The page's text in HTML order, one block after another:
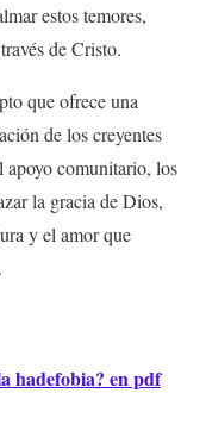
estos temores,
de Cristo.
que ofrece una
de los creyentes
apoyo comunitario, los
la gracia de Dios,
y el amor que
hadefobia? en pdf